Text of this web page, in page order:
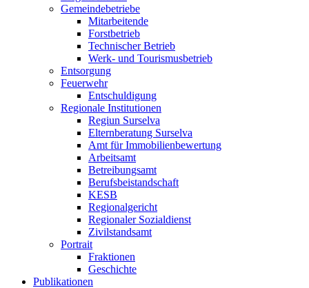
Gemeindebetriebe
Mitarbeitende
Forstbetrieb
Technischer Betrieb
Werk- und Tourismusbetrieb
Entsorgung
Feuerwehr
Entschuldigung
Regionale Institutionen
Regiun Surselva
Elternberatung Surselva
Amt für Immobilienbewertung
Arbeitsamt
Betreibungsamt
Berufsbeistandschaft
KESB
Regionalgericht
Regionaler Sozialdienst
Zivilstandsamt
Portrait
Fraktionen
Geschichte
Publikationen